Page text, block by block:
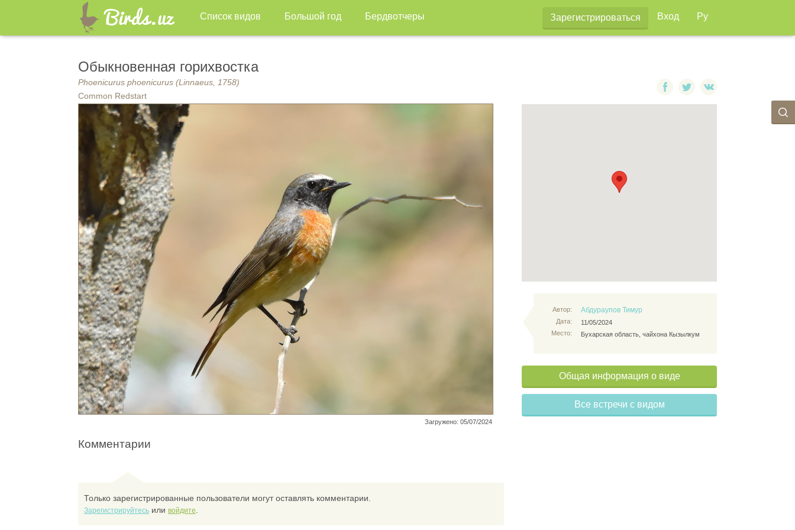
Список видов Большой год Бердвотчеры Зарегистрироваться Вход Ру
Обыкновенная горихвостка
Phoenicurus phoenicurus (Linnaeus, 1758)
Common Redstart
Загружено: 05/07/2024
Автор:
Дата:
Место:
Абдураупов Тимур
11/05/2024
Бухарская область, чайхона Кызылкум
Общая информация о виде
Все встречи с видом
Комментарии
Только зарегистрированные пользователи могут оставлять комментарии.
Зарегистрируйтесь или войдите